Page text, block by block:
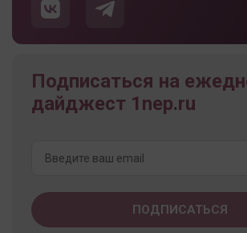
Подписаться на
дайджест 1nep.ru